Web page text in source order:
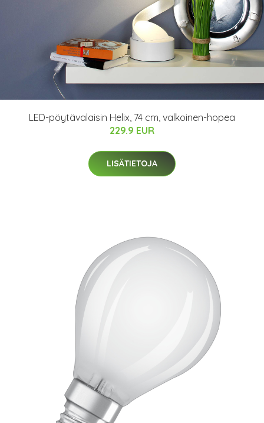
LED-pöytävalaisin Helix, 74 cm, valkoinen-hopea
229.9 EUR
LISÄTIETOJA